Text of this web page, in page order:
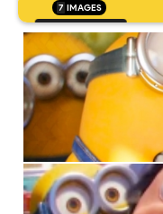
7 IMAGES